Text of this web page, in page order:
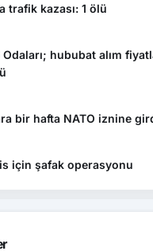
trafik kazası: 1 ölü
hububat alım
bir hafta NATO iznine
için şafak operasyonu